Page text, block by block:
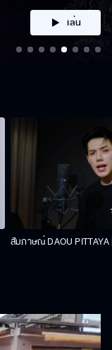
คลิก
สัมภาษณ์ DAOU PITTAYA